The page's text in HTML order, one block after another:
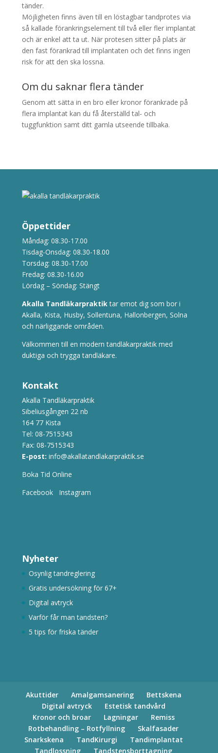
tänder.
Möjligheten finns även till en löstagbar tandprotes via
så kallade förankringselement till två eller fler implantat
och är enkel att ta ut. När protesen sitter på plats är
den fast förankrad till implantaten och det finns ingen
risk för att den ska lossna.
Om du saknar flera tänder
Genom att sätta in en bro eller kronor förankrade på
flera implantat kan du få återställd tal- och
tuggfunktion samt ditt gamla utseende tillbaka.
Öppettider
Måndag: 08.30-17.00
Tisdag-Onsdag: 08.30-18.00
Torsdag: 08.30-17.00
Fredag: 08.30-16.00
Lördag – Söndag: Stängt
Akalla Tandläkarpraktiktar emot dig som bor i
Akalla, Kista, Husby, Sollentuna, Hallonbergen, Solna
och närliggande områden.
Välkommen till en modern tandläkarpraktik med
duktiga och trygga tandläkare.
Kontakt
Akalla Tandläkarpraktik
Sibeliusgången 22 nb
164 77 Kista
Tel: 08-7515343
Fax: 08-7515343
E-post: info@akallatandlakarpraktik.se
Boka Tid Online
Facebook
Instagram
Nyheter
Osynlig tandreglering
Gratis undersökning för 67+
Digital avtryck
Varför får man tandsten?
5 tips för friska tänder
Akuttider Amalgamsanering
Bettskena
Digital avtryck
Estetisk tandvård
Kronor och broar
Lagningar
Remiss
Rotbehandling – Rotfyllning
Skalfasader
Snarkskena
TandKirurgi
Tandimplantat
Tandlossning
Tandstensborttagning